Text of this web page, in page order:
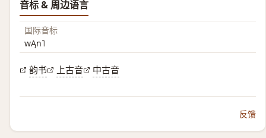
音标 & 周边语言
国际音标
wĄn˥
韵书 上古音 中古音
反馈